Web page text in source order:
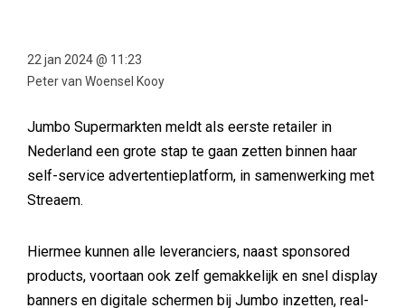
22 jan 2024 @ 11:23
Peter van Woensel Kooy
Jumbo Supermarkten meldt als eerste retailer in
Nederland een grote stap te gaan zetten binnen haar
self-service advertentieplatform, in samenwerking met
Streaem.
Hiermee kunnen alle leveranciers, naast sponsored
products, voortaan ook zelf gemakkelijk en snel display
banners en digitale schermen bij Jumbo inzetten, real-